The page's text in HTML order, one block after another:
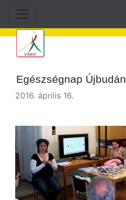
Egészségnap Újbudán
2016. április 16.